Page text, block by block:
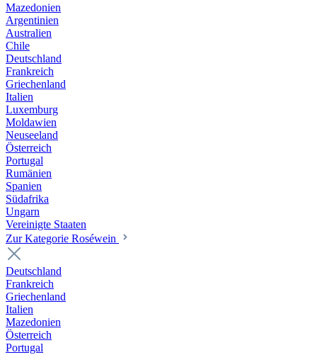
Mazedonien
Argentinien
Australien
Chile
Deutschland
Frankreich
Griechenland
Italien
Luxemburg
Moldawien
Neuseeland
Österreich
Portugal
Rumänien
Spanien
Südafrika
Ungarn
Vereinigte Staaten
Zur Kategorie Roséwein
Deutschland
Frankreich
Griechenland
Italien
Mazedonien
Österreich
Portugal